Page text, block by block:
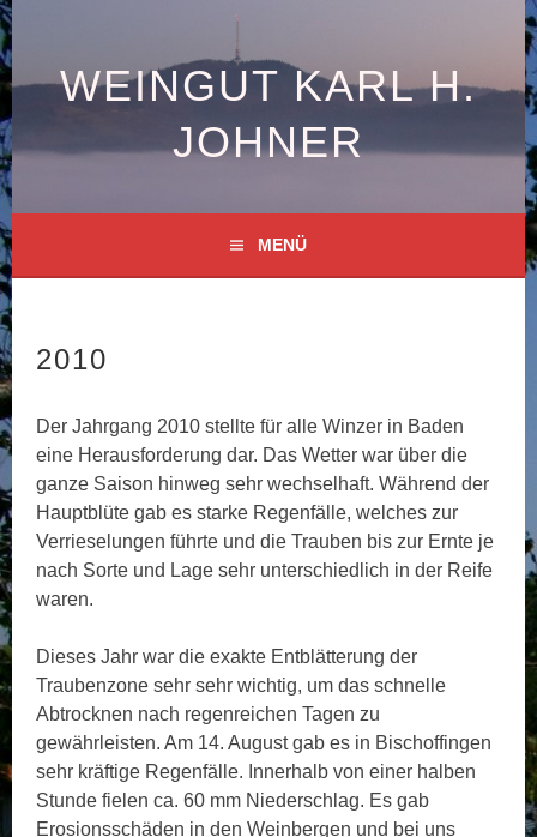
Springe
zum
Inhalt WEINGUT KARL H.
JOHNER
MENÜ
2010
Der Jahrgang 2010 stellte für alle Winzer in Baden
eine Herausforderung dar. Das Wetter war über die
ganze Saison hinweg sehr wechselhaft. Während der
Hauptblüte gab es starke Regenfälle, welches zur
Verrieselungen führte und die Trauben bis zur Ernte je
nach Sorte und Lage sehr unterschiedlich in der Reife
waren.
Dieses Jahr war die exakte Entblätterung der
Traubenzone sehr sehr wichtig, um das schnelle
Abtrocknen nach regenreichen Tagen zu
gewährleisten. Am 14. August gab es in Bischoffingen
sehr kräftige Regenfälle. Innerhalb von einer halben
Stunde fielen ca. 60 mm Niederschlag. Es gab
Erosionsschäden in den Weinbergen und bei uns